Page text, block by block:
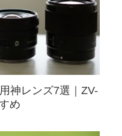
神レンズ7選｜ZV-
め